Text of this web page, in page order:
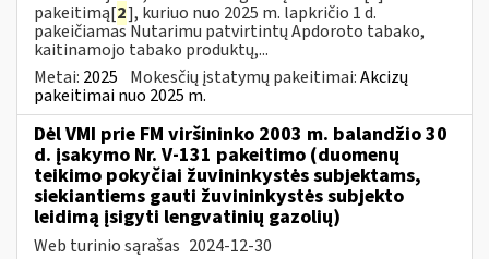
pakeitimą[2], kuriuo nuo 2025 m. lapkričio 1 d.
pakeičiamas Nutarimu patvirtintų Apdoroto tabako,
kaitinamojo tabako produktų,...
Metai: 2025 Mokesčių įstatymų pakeitimai:Akcizų
pakeitimai nuo 2025 m.
Dėl VMI prie FM viršininko 2003 m. balandžio 30
d. įsakymo Nr. V-131 pakeitimo (duomenų
teikimo pokyčiai žuvininkystės subjektams,
siekiantiems gauti žuvininkystės subjekto
leidimą įsigyti lengvatinių gazolių)
Web turinio sąrašas 2024-12-30